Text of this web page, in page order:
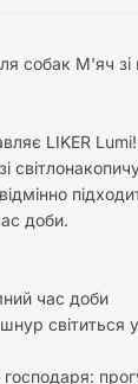
собак М'яч зі
LIKER
доби.
час доби
світиться
господаря: